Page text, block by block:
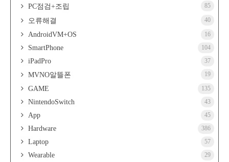
PC점검+조립 85
오류해결 40
AndroidVM+OS 16
SmartPhone 104
iPadPro 37
MVNO알뜰폰 19
GAME 135
NintendoSwitch 43
App 45
Hardware 386
Laptop 57
Wearable 29